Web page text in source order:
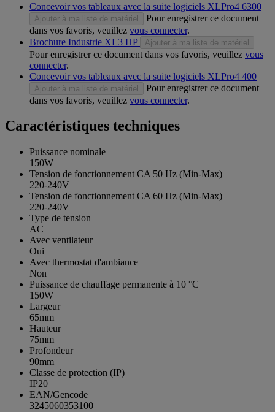
Concevoir vos tableaux avec la suite logiciels XLPro4 6300
Ajouter à ma liste de matériel
Pour enregistrer ce document
dans vos favoris, veuillez vous connecter.
Brochure Industrie XL3 HP
Ajouter à ma liste de matériel
Pour enregistrer ce document dans vos favoris, veuillez vous
connecter.
Concevoir vos tableaux avec la suite logiciels XLPro4 400
Ajouter à ma liste de matériel
Pour enregistrer ce document
dans vos favoris, veuillez vous connecter.
Caractéristiques techniques
Puissance nominale
150W
Tension de fonctionnement CA 50 Hz (Min-Max)
220-240V
Tension de fonctionnement CA 60 Hz (Min-Max)
220-240V
Type de tension
AC
Avec ventilateur
Oui
Avec thermostat d'ambiance
Non
Puissance de chauffage permanente à 10 °C
150W
Largeur
65mm
Hauteur
75mm
Profondeur
90mm
Classe de protection (IP)
IP20
EAN/Gencode
3245060353100